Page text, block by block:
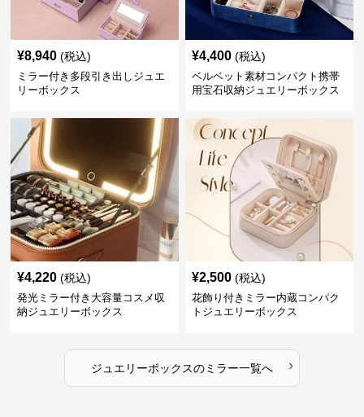
¥8,940 (税込)
ミラー付き多段引き出しジュエ
リーボックス
¥4,400 (税込)
ベルベット素材コンパクト携帯
用宝石収納ジュエリーボックス
¥4,220 (税込)
発光ミラー付き大容量コスメ収
納ジュエリーボックス
¥2,500 (税込)
花飾り付きミラー内蔵コンパク
トジュエリーボックス
ジュエリーボックスのミラー一覧へ ›